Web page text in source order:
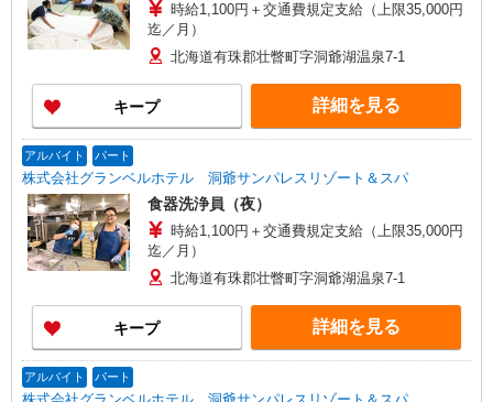
時給1,100円＋交通費規定支給（上限35,000円
迄／月）
北海道有珠郡壮瞥町字洞爺湖温泉7-1
キープ 詳細を見る
アルバイト パート
株式会社グランベルホテル 洞爺サンパレスリゾート＆スパ
食器洗浄員（夜）
時給1,100円＋交通費規定支給（上限35,000円
迄／月）
北海道有珠郡壮瞥町字洞爺湖温泉7-1
キープ 詳細を見る
アルバイト パート